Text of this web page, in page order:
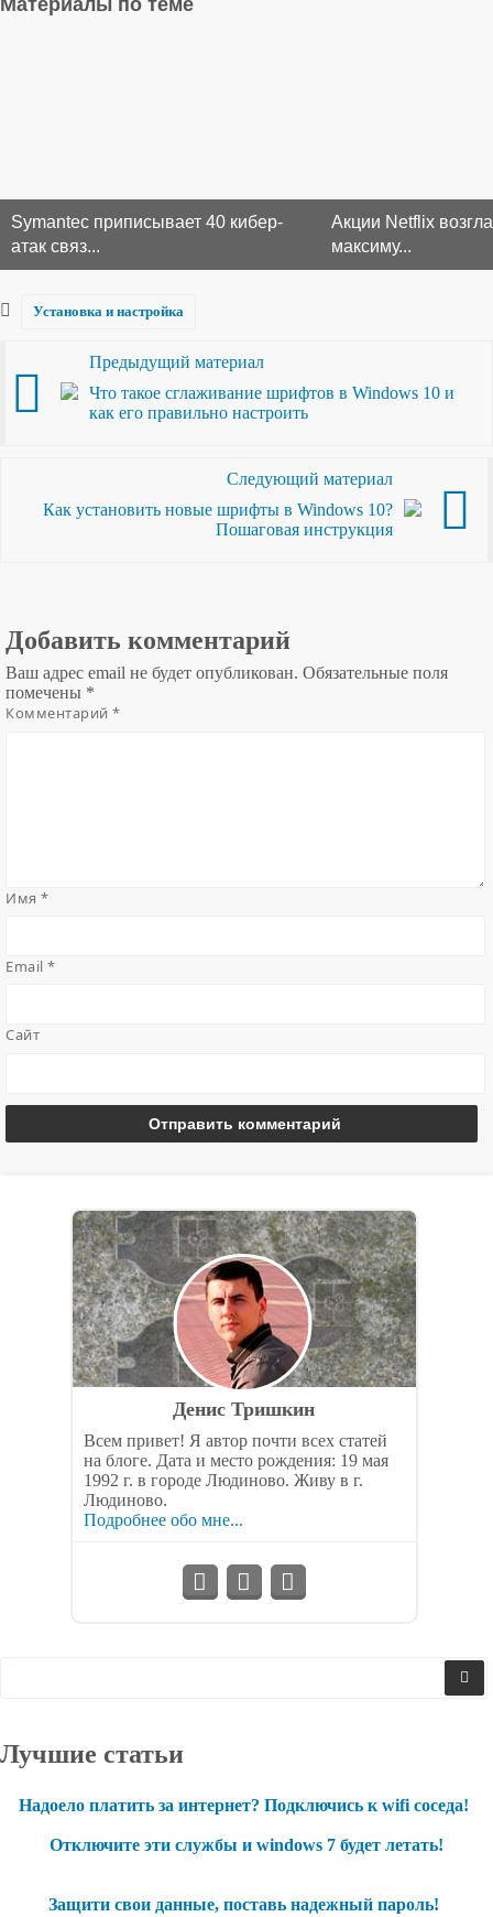
Symantec приписывает 40 кибер-
атак связ...
Акции Netflix
максиму...
Установка и настройка
Предыдущий материал
Что такое сглаживание шрифтов в Windows 10 и
как его правильно настроить
Следующий материал
Как установить новые шрифты в Windows 10?
Пошаговая инструкция
Добавить комментарий
Ваш адрес email не будет опубликован. Обязательные поля
помечены *
Комментарий*
Имя*
Email*
Сайт
Денис Тришкин
Всем привет! Я автор почти всех статей
на блоге. Дата и место рождения: 19 мая
1992 г. в городе Людиново. Живу в г.
Людиново.
Подробнее обо мне...
Лучшие статьи
Надоело платить за интернет? Подключись к wifi соседа!
Отключите эти службы и windows 7 будет летать!
Защити свои данные, поставь надежный пароль!